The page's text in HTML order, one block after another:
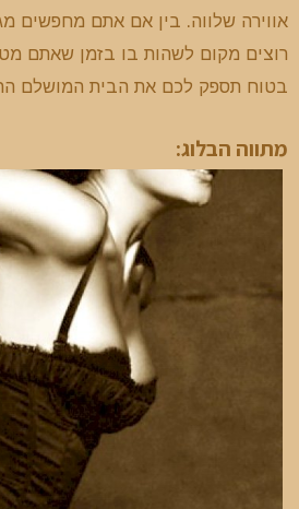
אווירה שלווה. בין אם אתם מחפשים
רוצים מקום לשהות בו בזמן שאתם
בטוח תספק לכם את הבית המושלם
מתווה הבלוג: